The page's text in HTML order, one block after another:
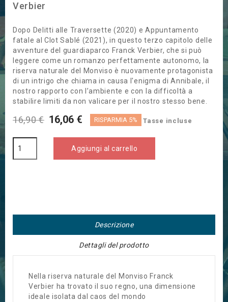
Verbier
Dopo Delitti alle Traversette (2020) e Appuntamento
fatale al Clot Sablé (2021), in questo terzo capitolo delle
avventure del guardiaparco Franck Verbier, che si può
leggere come un romanzo perfettamente autonomo, la
riserva naturale del Monviso è nuovamente protagonista
di un intrigo che chiama in causa l'enigma di Annibale, il
nostro rapporto con l’ambiente e con la difficoltà a
stabilire limiti da non valicare per il nostro stesso bene.
16,90 € 16,06 € RISPARMIA 5% Tasse incluse
Aggiungi al carrello
Descrizione
Dettagli del prodotto
Nella riserva naturale del Monviso Franck
Verbier ha trovato il suo regno, una dimensione
ideale isolata dal caos del mondo